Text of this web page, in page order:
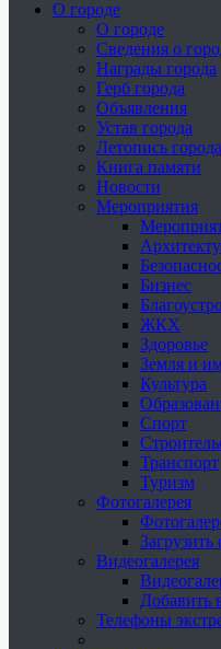
О городе
О городе
Сведения о
Награды города
Герб города
Объявления
Устав города
Летопись города
Книга памяти
Новости
Мероприятия
Бизнес
ЖКХ
Здоровье
Земля и
Культура
Спорт
Транспорт
Туризм
Фотогалерея
Видеогалерея
Добавить
Телефоны